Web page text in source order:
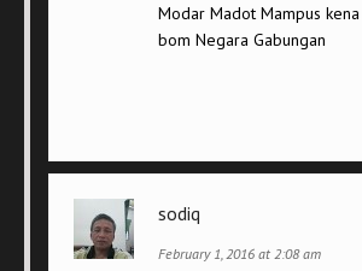
Modar Madot Mampus
bom Negara Gabungan
sodiq
February 1, 2016 at 2:08 am